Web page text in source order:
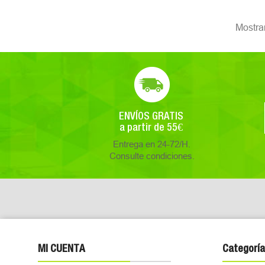
ENVÍOS GRATIS
a partir de 55€
Entrega en 24-72/H.
Consulte condiciones.
MI CUENTA